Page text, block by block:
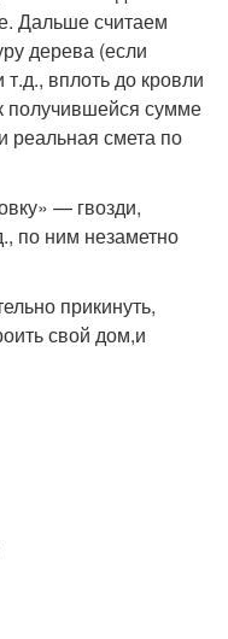
Дальше считаем
дерева (если
т.д., вплоть до кровли
получившейся сумме
реальная смета по
— гвозди,
по ним незаметно
прикинуть,
свой дом,и